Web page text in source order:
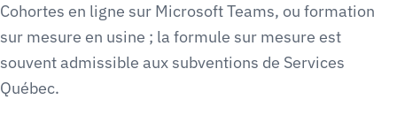
Cohortes en ligne sur Microsoft Teams, ou formation
sur mesure en usine ; la formule sur mesure est
souvent admissible aux subventions de Services
Québec.